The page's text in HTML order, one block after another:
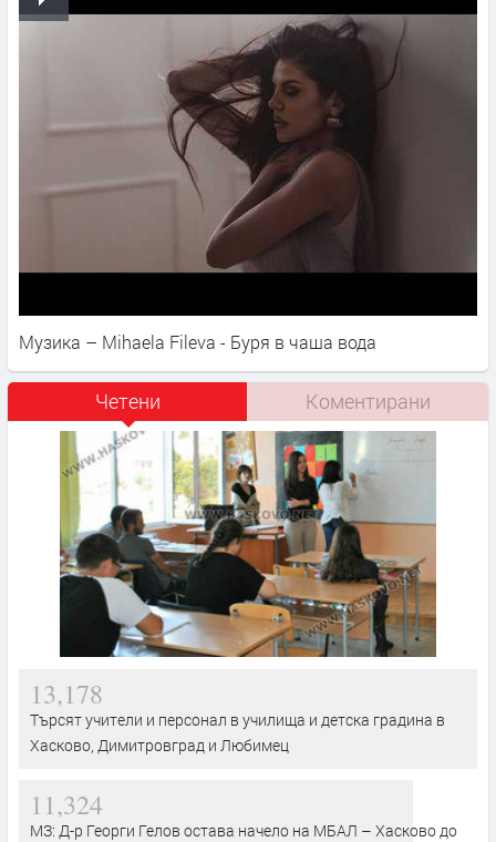
Музика – Mihaela Fileva - Буря в чаша вода
Четени Коментирани
13,178
Търсят учители и персонал в училища и детска градина в
Хасково, Димитровград и Любимец
11,324
МЗ: Д-р Георги Гелов остава начело на МБАЛ – Хасково до